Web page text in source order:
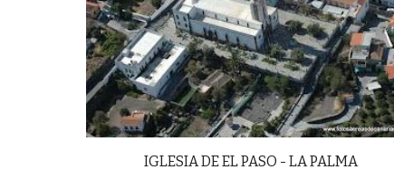
IGLESIA DE EL PASO - LA PALMA